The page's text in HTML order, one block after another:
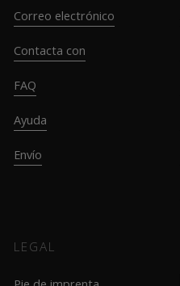
Correo electrónico
Contacta con
FAQ
Ayuda
Envío
LEGAL